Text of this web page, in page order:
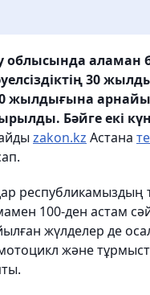
облысында аламан
30
жылдығына арнайы
Бәйге екі
zakon.kz Астана
республикамыздың
100-ден астам
жүлделер де
мотоцикл және